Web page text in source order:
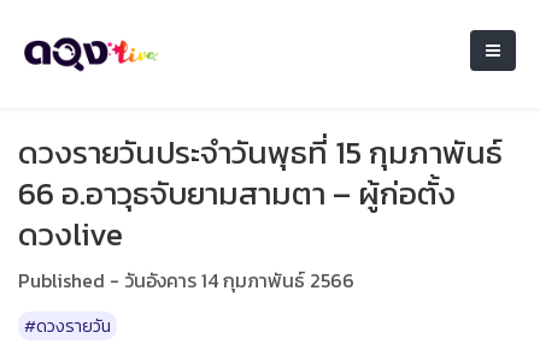
ดวงรายวันประจำวันพุธที่ 15 กุมภาพันธ์
66 อ.อาวุธจับยามสามตา – ผู้ก่อตั้ง
ดวงlive
Published - วันอังคาร 14 กุมภาพันธ์ 2566
#ดวงรายวัน